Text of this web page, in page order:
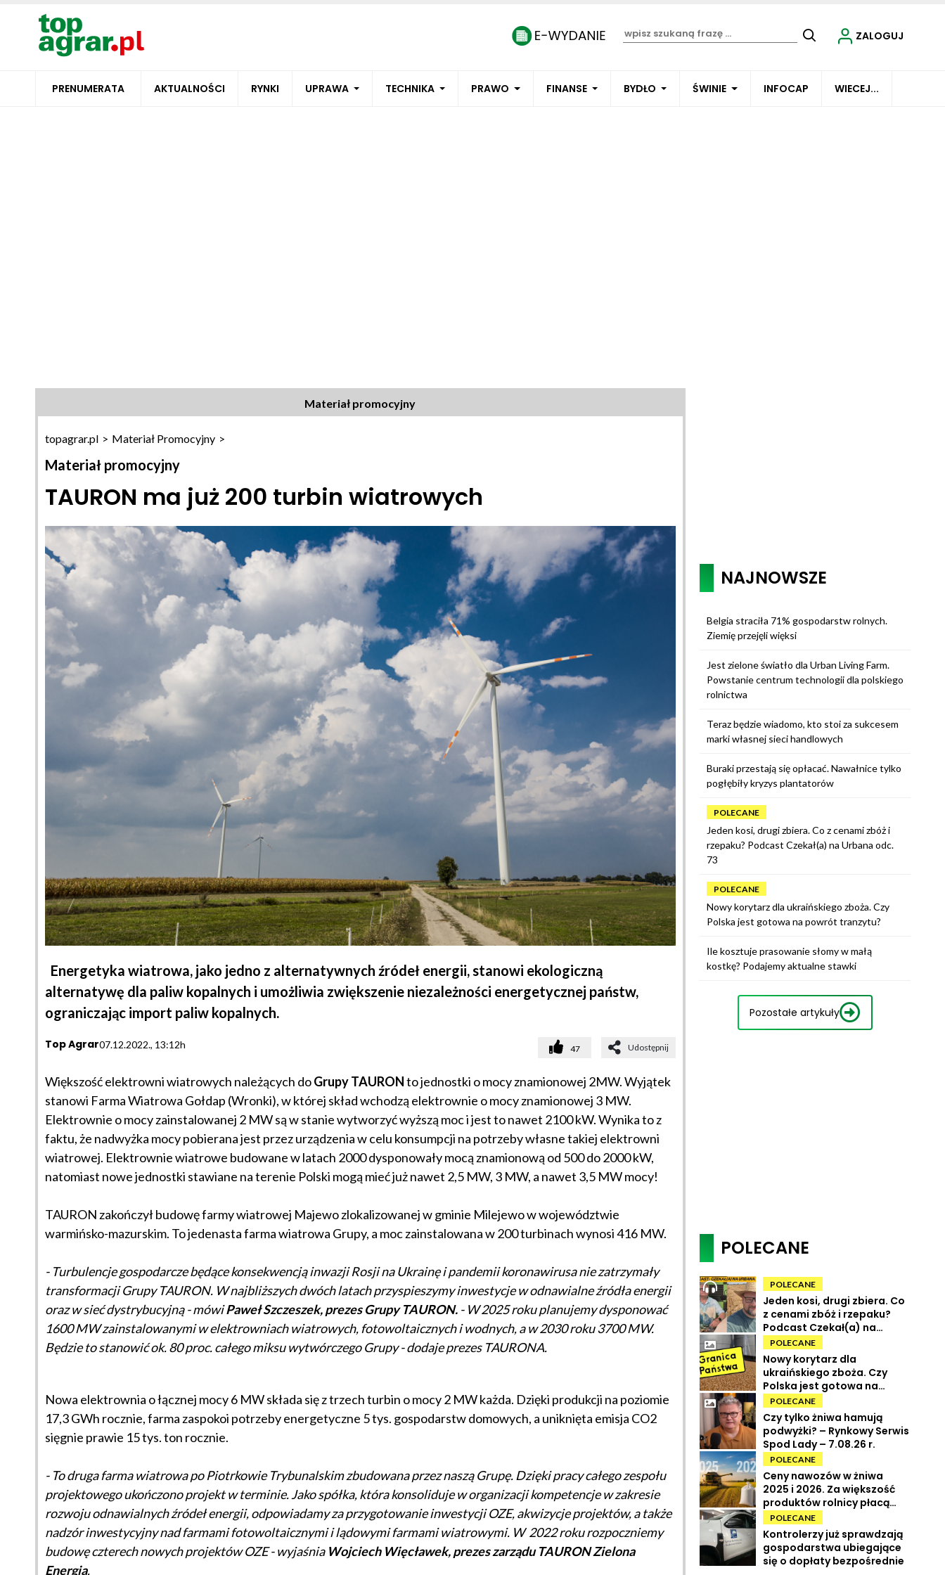
PRENUMERATA AKTUALNOŚCI RYNKI UPRAWA TECHNIKA PRAWO FINANSE BYDŁO ŚWINIE INFOCAP WIECEJ...
ZALOGUJ
topagrar.pl > Materiał Promocyjny >
Materiał promocyjny
TAURON ma już 200 turbin wiatrowych
Energetyka wiatrowa, jako jedno z alternatywnych źródeł energii, stanowi ekologiczną
alternatywę dla paliw kopalnych i umożliwia zwiększenie niezależności energetycznej państw,
ograniczając import paliw kopalnych.
Top Agrar07.12.2022., 13:12h 47 Udostępnij
Większość elektrowni wiatrowych należących doGrupy TAURONto jednostki o mocy znamionowej 2MW. Wyjątek
stanowi Farma Wiatrowa Gołdap (Wronki), w której skład wchodzą elektrownie o mocy znamionowej 3 MW.
Elektrownie o mocy zainstalowanej 2 MW są w stanie wytworzyć wyższą moc i jest to nawet 2100 kW. Wynika to z
faktu, że nadwyżka mocy pobierana jest przez urządzenia w celu konsumpcji na potrzeby własne takiej elektrowni
wiatrowej. Elektrownie wiatrowe budowane w latach 2000 dysponowały mocą znamionową od 500 do 2000 kW,
natomiast nowe jednostki stawiane na terenie Polski mogą mieć już nawet 2,5 MW, 3 MW, a nawet 3,5 MW mocy!
TAURON zakończył budowę farmy wiatrowej Majewo zlokalizowanej w gminie Milejewo w województwie
warmińsko-mazurskim. To jedenasta farma wiatrowa Grupy, a moc zainstalowana w 200 turbinach wynosi 416 MW.
- Turbulencje gospodarcze będące konsekwencją inwazji Rosji na Ukrainę i pandemii koronawirusa nie zatrzymały
transformacji Grupy TAURON. W najbliższych dwóch latach przyspieszymy inwestycje w odnawialne źródła energii
oraz w sieć dystrybucyjną - mówiPaweł Szczeszek, prezes Grupy TAURON.- W 2025 roku planujemy dysponować
1600 MW zainstalowanymi w elektrowniach wiatrowych, fotowoltaicznych i wodnych, a w 2030 roku 3700 MW.
Będzie to stanowić ok. 80 proc. całego miksu wytwórczego Grupy - dodaje prezes TAURONA.
Nowa elektrownia o łącznej mocy 6 MW składa się z trzech turbin o mocy 2 MW każda. Dzięki produkcji na poziomie
17,3 GWh rocznie, farma zaspokoi potrzeby energetyczne 5 tys. gospodarstw domowych, a uniknięta emisja CO2
sięgnie prawie 15 tys. ton rocznie.
- To druga farma wiatrowa po Piotrkowie Trybunalskim zbudowana przez naszą Grupę. Dzięki pracy całego zespołu
projektowego ukończono projekt w terminie. Jako spółka, która konsoliduje w organizacji kompetencje w zakresie
rozwoju odnawialnych źródeł energii, odpowiadamy za przygotowanie inwestycji OZE, akwizycje projektów, a także
nadzór inwestycyjny nad farmami fotowoltaicznymi i lądowymi farmami wiatrowymi. W 2022 roku rozpoczniemy
budowę czterech nowych projektów OZE - wyjaśnia Wojciech Więcławek, prezes zarządu TAURON Zielona
Energia.
NAJNOWSZE
Belgia straciła 71% gospodarstw rolnych.
Ziemię przejęli więksi
Jest zielone światło dla Urban Living Farm.
Powstanie centrum technologii dla polskiego
rolnictwa
Teraz będzie wiadomo, kto stoi za sukcesem
marki własnej sieci handlowych
Buraki przestają się opłacać. Nawałnice tylko
pogłębiły kryzys plantatorów
POLECANE
Jeden kosi, drugi zbiera. Co z cenami zbóż i
rzepaku? Podcast Czekał(a) na Urbana odc.
73
POLECANE
Nowy korytarz dla ukraińskiego zboża. Czy
Polska jest gotowa na powrót tranzytu?
Ile kosztuje prasowanie słomy w małą
kostkę? Podajemy aktualne stawki
Pozostałe artykuły
POLECANE
POLECANE
Jeden kosi, drugi zbiera. Co
z cenami zbóż i rzepaku?
Podcast Czekał(a) na
Urbana odc. 73
POLECANE
Nowy korytarz dla
ukraińskiego zboża. Czy
Polska jest gotowa na
powrót tranzytu?
POLECANE
Czy tylko żniwa hamują
podwyżki? – Rynkowy Serwis
Spod Lady – 7.08.26 r.
POLECANE
Ceny nawozów w żniwa
2025 i 2026. Za większość
produktów rolnicy płacą
więcej
POLECANE
Kontrolerzy już sprawdzają
gospodarstwa ubiegające
się o dopłaty bezpośrednie